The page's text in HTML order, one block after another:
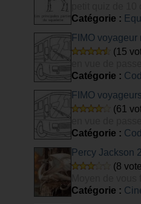
PARTIE son
Catégorie :
FIMO voyageur
(15
Initiale
Catégorie :
FIMO voyageurs
(61
Initiale
Catégorie :
Percy Jackson 2
(8
Catégorie :